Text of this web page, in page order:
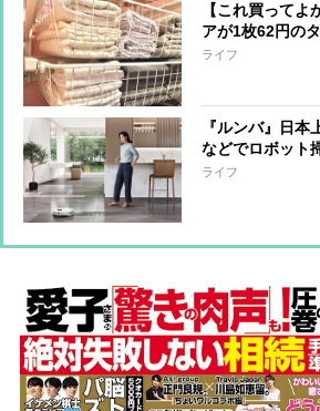
【これ買ってよ
アが1枚62円の
くても実用的な
ライフ
『ルンバ』日
などでロボット
したのか？
ライフ